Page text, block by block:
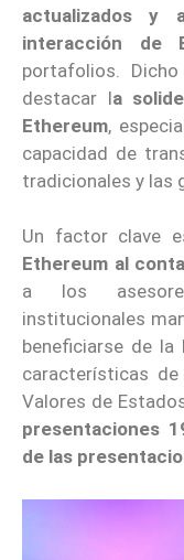
actualizados y
interacción de
portafolios.
destacar la
Ethereum,
capacidad de
tradicionales y las
Un factor clave
Ethereum al
a los
institucionales
beneficiarse de
características
Valores de
presentaciones
de las